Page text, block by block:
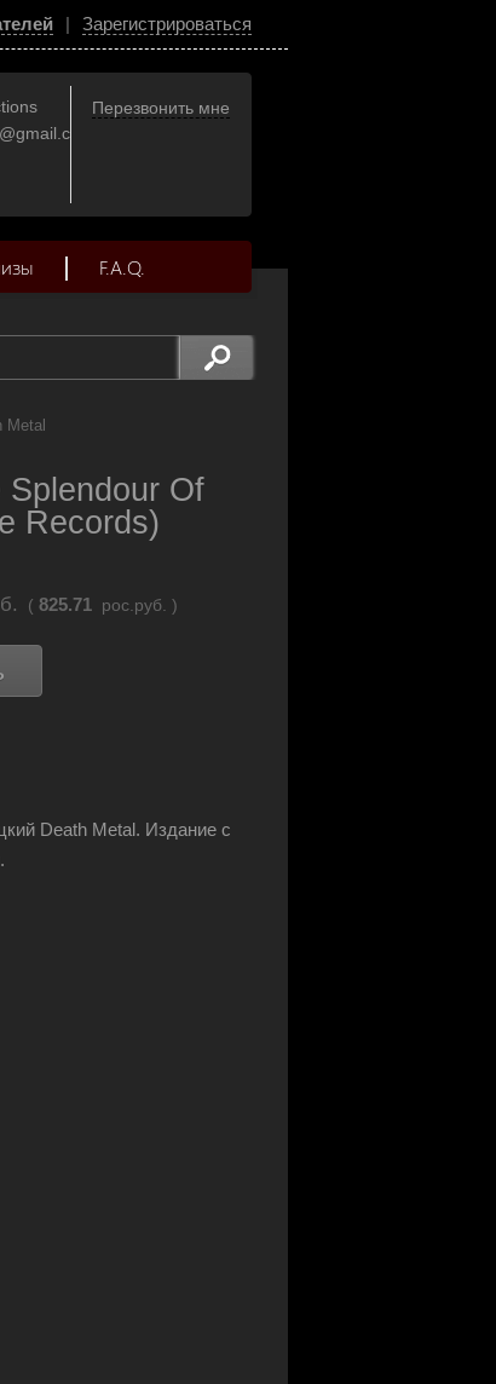
| Зарегистрироваться
Перезвонить мне
F.A.Q.
Metal
Of
Records)
( 825.71 рос.руб. )
Death Metal. Издание с